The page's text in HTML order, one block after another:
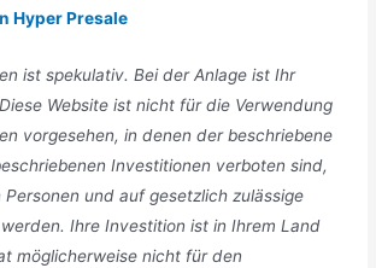
Hyper Presale
ist spekulativ. Bei der Anlage ist Ihr
Website ist nicht für die Verwendung
vorgesehen, in denen der beschriebene
Investitionen verboten sind,
und auf gesetzlich zulässige
Ihre Investition ist in Ihrem Land
möglicherweise nicht für den